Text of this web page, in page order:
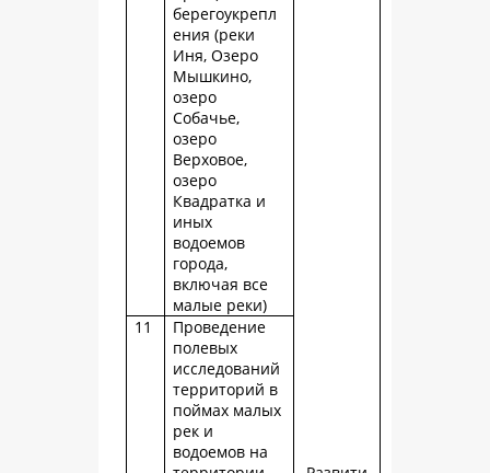
берегоукрепл
ения (реки
Иня, Озеро
Мышкино,
озеро
Собачье,
озеро
Верховое,
озеро
Квадратка и
иных
водоемов
города,
включая все
малые реки)
11
Проведение
полевых
исследований
территорий в
поймах малых
рек и
водоемов на